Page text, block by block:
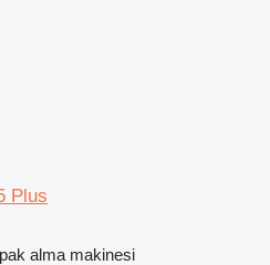
Plus
alma makinesi